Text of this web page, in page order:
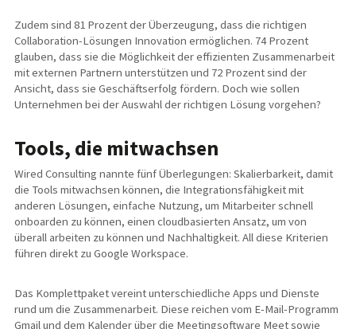
Zudem sind 81 Prozent der Überzeugung, dass die richtigen
Collaboration-Lösungen Innovation ermöglichen. 74 Prozent
glauben, dass sie die Möglichkeit der effizienten Zusammenarbeit
mit externen Partnern unterstützen und 72 Prozent sind der
Ansicht, dass sie Geschäftserfolg fördern. Doch wie sollen
Unternehmen bei der Auswahl der richtigen Lösung vorgehen?
Tools, die mitwachsen
Wired Consulting nannte fünf Überlegungen: Skalierbarkeit, damit
die Tools mitwachsen können, die Integrationsfähigkeit mit
anderen Lösungen, einfache Nutzung, um Mitarbeiter schnell
onboarden zu können, einen cloudbasierten Ansatz, um von
überall arbeiten zu können und Nachhaltigkeit. All diese Kriterien
führen direkt zu Google Workspace.
Das Komplettpaket vereint unterschiedliche Apps und Dienste
rund um die Zusammenarbeit. Diese reichen vom E-Mail-Programm
Gmail und dem Kalender über die Meetingsoftware Meet sowie